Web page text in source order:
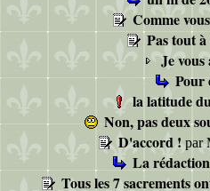
Comme
Pas tout
Je vous
Pour
la latitude
Non, pas deux
D'accord ! par
La
Tous les 7 sacrements